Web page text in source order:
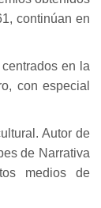
continúan en
en la
con especial
Autor de
de Narrativa
medios de